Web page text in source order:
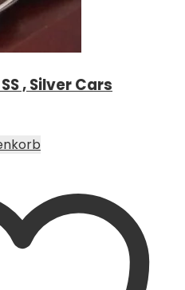
, Silver Cars